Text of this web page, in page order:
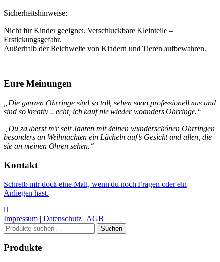
Sicherheitshinweise:
Nicht für Kinder geeignet. Verschluckbare Kleinteile –
Erstickungsgefahr.
Außerhalb der Reichweite von Kindern und Tieren aufbewahren.
Eure Meinungen
„Die ganzen Ohrringe sind so toll, sehen sooo professionell aus und
sind so kreativ .. echt, ich kauf nie wieder woanders Ohrringe.“
„Du zauberst mir seit Jahren mit deinen wunderschönen Ohrringen
besonders an Weihnachten ein Lächeln auf’s Gesicht und allen, die
sie an meinen Ohren sehen.“
Kontakt
Schreib mir doch eine Mail, wenn du noch Fragen oder ein
Anliegen hast.
Impressum | Datenschutz | AGB
Suchen
nach:
Suchen
Produkte